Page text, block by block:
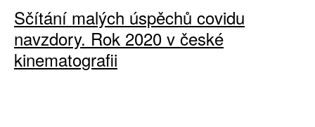
Sčítání malých úspěchů covidu
navzdory. Rok 2020 v české
kinematografii